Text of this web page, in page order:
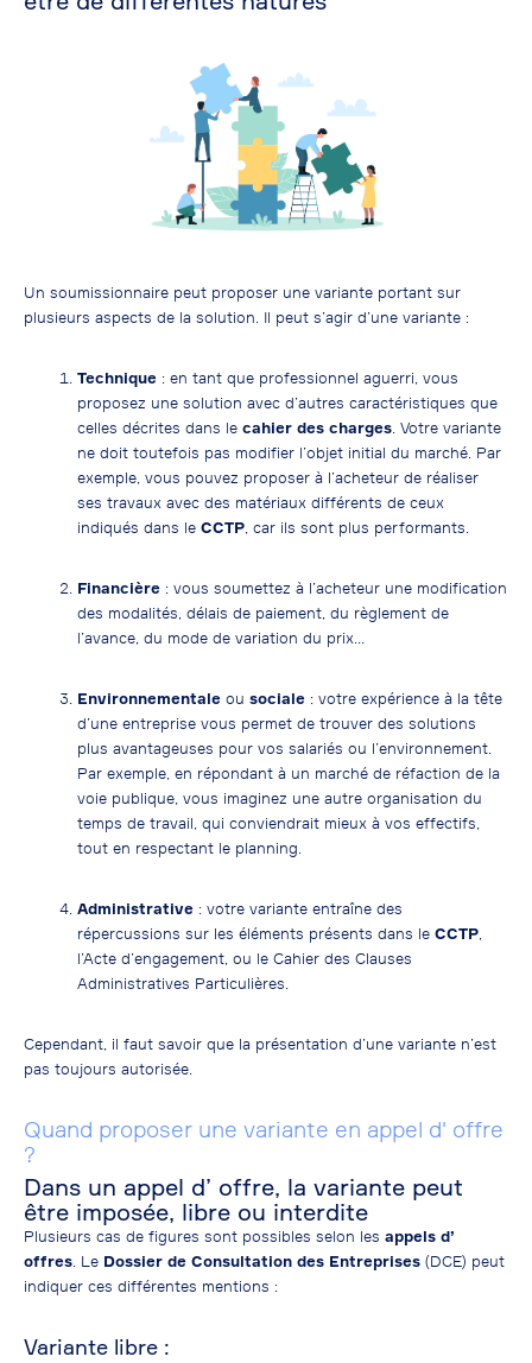
Un soumissionnaire peut proposer une variante portant sur
plusieurs aspects de la solution. Il peut s’agir d’une variante :
Technique : en tant que professionnel aguerri, vous
proposez une solution avec d’autres caractéristiques que
celles décrites dans lecahier des charges. Votre variante
ne doit toutefois pas modifier l’objet initial du marché. Par
exemple, vous pouvez proposer à l’acheteur de réaliser
ses travaux avec des matériaux différents de ceux
indiqués dans leCCTP, car ils sont plus performants.
Financière : vous soumettez à l’acheteur une modification
des modalités, délais de paiement, du règlement de
l’avance, du mode de variation du prix…
Environnementaleou sociale : votre expérience à la tête
d’une entreprise vous permet de trouver des solutions
plus avantageuses pour vos salariés ou l’environnement.
Par exemple, en répondant à un marché de réfaction de la
voie publique, vous imaginez une autre organisation du
temps de travail, qui conviendrait mieux à vos effectifs,
tout en respectant le planning.
Administrative : votre variante entraîne des
répercussions sur les éléments présents dans leCCTP,
l’Acte d’engagement, ou le Cahier des Clauses
Administratives Particulières.
Cependant, il faut savoir que la présentation d’une variante n’est
pas toujours autorisée.
Quand proposer une variante en appel d' offre
?
Dans un appel d’ offre, la variante peut
être imposée, libre ou interdite
Plusieurs cas de figures sont possibles selon les appels d’
offres. Le Dossier de Consultation des Entreprises (DCE) peut
indiquer ces différentes mentions :
Variante libre :